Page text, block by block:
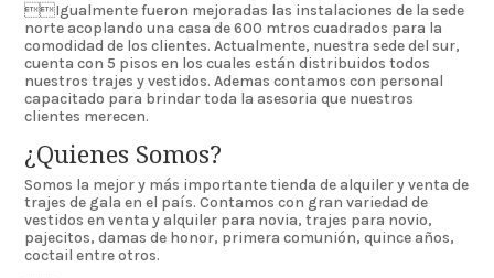
Igualmente fueron mejoradas las instalaciones de la sede
norte acoplando una casa de 600 mtros cuadrados para la
comodidad de los clientes. Actualmente, nuestra sede del sur,
cuenta con 5 pisos en los cuales están distribuidos todos
nuestros trajes y vestidos. Ademas contamos con personal
capacitado para brindar toda la asesoria que nuestros
clientes merecen.
¿Quienes Somos?
Somos la mejor y más importante tienda de alquiler y venta de
trajes de gala en el país. Contamos con gran variedad de
vestidos en venta y alquiler para novia, trajes para novio,
pajecitos, damas de honor, primera comunión, quince años,
coctail entre otros.